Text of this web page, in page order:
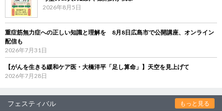
2026年8月5日
重症筋無力症への正しい知識と理解を 8月8日広島市で公開講座、オンライン
配信も
2026年7月31日
【がんを生きる緩和ケア医・大橋洋平「足し算命」】天空を見上げて
2026年7月28日
フェスティバル もっと見る